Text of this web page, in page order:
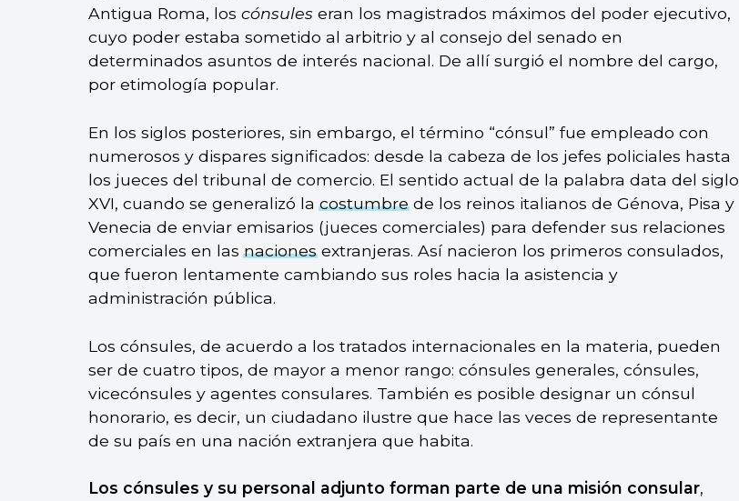
Antigua Roma, los cónsules eran los magistrados máximos del poder ejecutivo,
cuyo poder estaba sometido al arbitrio y al consejo del senado en
determinados asuntos de interés nacional. De allí surgió el nombre del cargo,
por etimología popular.
En los siglos posteriores, sin embargo, el término “cónsul” fue empleado con
numerosos y dispares significados: desde la cabeza de los jefes policiales hasta
los jueces del tribunal de comercio. El sentido actual de la palabra data del siglo
XVI, cuando se generalizó lacostumbrede los reinos italianos de Génova, Pisa y
Venecia de enviar emisarios (jueces comerciales) para defender sus relaciones
comerciales en lasnacionesextranjeras. Así nacieron los primeros consulados,
que fueron lentamente cambiando sus roles hacia la asistencia y
administración pública.
Los cónsules, de acuerdo a los tratados internacionales en la materia, pueden
ser de cuatro tipos, de mayor a menor rango: cónsules generales, cónsules,
vicecónsules y agentes consulares. También es posible designar un cónsul
honorario, es decir, un ciudadano ilustre que hace las veces de representante
de su país en una nación extranjera que habita.
Los cónsules y su personal adjunto forman parte de una misión consular,